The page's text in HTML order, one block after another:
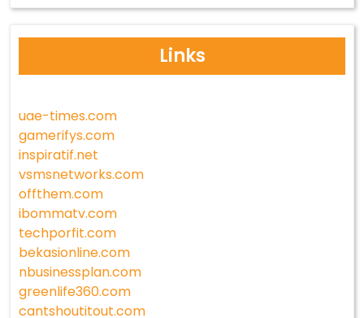
Links
uae-times.com
gamerifys.com
inspiratif.net
vsmsnetworks.com
offthem.com
ibommatv.com
techporfit.com
bekasionline.com
nbusinessplan.com
greenlife360.com
cantshoutitout.com